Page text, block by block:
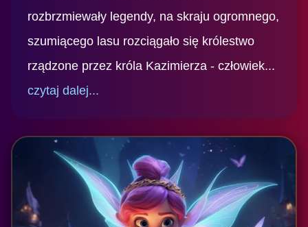
rozbrzmiewały legendy, na skraju ogromnego,
szumiącego lasu rozciągało się królestwo
rządzone przez króla Kazimierza - człowiek...
czytaj dalej...